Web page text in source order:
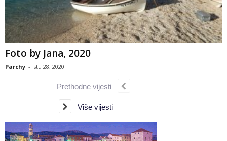
Foto by Jana, 2020
Parchy - stu 28, 2020
Prethodne vijesti
Više vijesti